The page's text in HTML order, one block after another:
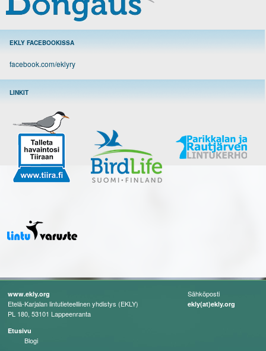
EKLY FACEBOOKISSA
facebook.com/eklyry
LINKIT
www.ekly.org
Etelä-Karjalan lintutieteellinen yhdistys (EKLY)
PL 180, 53101 Lappeenranta
Etusivu
Blogi
Sähköposti
ekly(at)ekly.org